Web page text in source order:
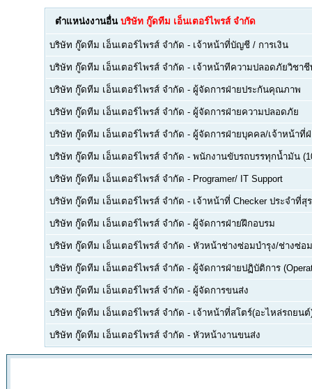
ตำแหน่งงานอื่น บริษัท กู๊ดทีม เอ็นเตอร์ไพรส์ จำกัด
บริษัท กู๊ดทีม เอ็นเตอร์ไพรส์ จำกัด - เจ้าหน้าที่บัญชี / การเงิน
บริษัท กู๊ดทีม เอ็นเตอร์ไพรส์ จำกัด - เจ้าหน้าทีความปลอดภัยวิชา
บริษัท กู๊ดทีม เอ็นเตอร์ไพรส์ จำกัด - ผู้จัดการฝ่ายประกันคุณภาพ
บริษัท กู๊ดทีม เอ็นเตอร์ไพรส์ จำกัด - ผู้จัดการฝ่ายความปลอดภัย
บริษัท กู๊ดทีม เอ็นเตอร์ไพรส์ จำกัด - ผู้จัดการฝ่ายบุคคล/เจ้าหน้าที่
บริษัท กู๊ดทีม เอ็นเตอร์ไพรส์ จำกัด - พนักงานขับรถบรรทุกน้ำมัน
บริษัท กู๊ดทีม เอ็นเตอร์ไพรส์ จำกัด - Programer/ IT Support
บริษัท กู๊ดทีม เอ็นเตอร์ไพรส์ จำกัด - เจ้าหน้าที่ Checker ประจำที่
บริษัท กู๊ดทีม เอ็นเตอร์ไพรส์ จำกัด - ผู้จัดการฝ่ายฝึกอบรม
บริษัท กู๊ดทีม เอ็นเตอร์ไพรส์ จำกัด - หัวหน้าช่างซ่อมบำรุง/ช่างซ่อ
บริษัท กู๊ดทีม เอ็นเตอร์ไพรส์ จำกัด - ผู้จัดการฝ่ายปฏิบัติการ
บริษัท กู๊ดทีม เอ็นเตอร์ไพรส์ จำกัด - ผู้จัดการขนส่ง
บริษัท กู๊ดทีม เอ็นเตอร์ไพรส์ จำกัด - เจ้าหน้าที่สโตร์(อะไหล่รถยนต์
บริษัท กู๊ดทีม เอ็นเตอร์ไพรส์ จำกัด - หัวหน้างานขนส่ง